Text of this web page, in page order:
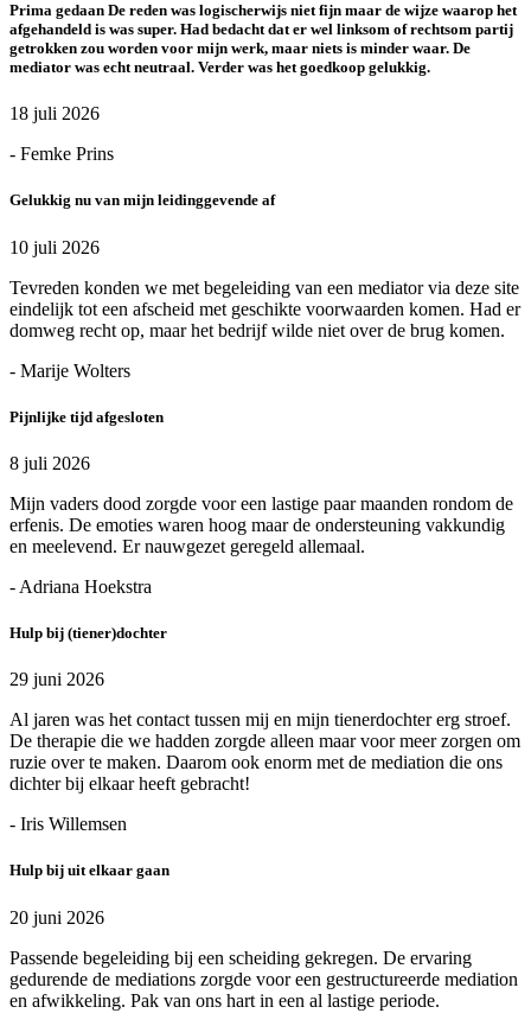
Prima gedaan De reden was logischerwijs niet fijn maar de wijze waarop het
afgehandeld is was super. Had bedacht dat er wel linksom of rechtsom partij
getrokken zou worden voor mijn werk, maar niets is minder waar. De
mediator was echt neutraal. Verder was het goedkoop gelukkig.
18 juli 2026
- Femke Prins
Gelukkig nu van mijn leidinggevende af
10 juli 2026
Tevreden konden we met begeleiding van een mediator via deze site
eindelijk tot een afscheid met geschikte voorwaarden komen. Had er
domweg recht op, maar het bedrijf wilde niet over de brug komen.
- Marije Wolters
Pijnlijke tijd afgesloten
8 juli 2026
Mijn vaders dood zorgde voor een lastige paar maanden rondom de
erfenis. De emoties waren hoog maar de ondersteuning vakkundig
en meelevend. Er nauwgezet geregeld allemaal.
- Adriana Hoekstra
Hulp bij (tiener)dochter
29 juni 2026
Al jaren was het contact tussen mij en mijn tienerdochter erg stroef.
De therapie die we hadden zorgde alleen maar voor meer zorgen om
ruzie over te maken. Daarom ook enorm met de mediation die ons
dichter bij elkaar heeft gebracht!
- Iris Willemsen
Hulp bij uit elkaar gaan
20 juni 2026
Passende begeleiding bij een scheiding gekregen. De ervaring
gedurende de mediations zorgde voor een gestructureerde mediation
en afwikkeling. Pak van ons hart in een al lastige periode.